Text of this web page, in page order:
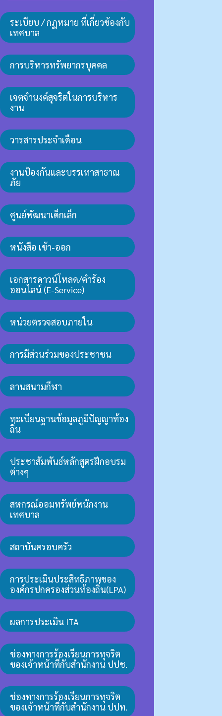
ระเบียบ / กฏหมาย ที่เกี่ยวข้องกับ
เทศบาล
การบริหารทรัพยากรบุคคล
เจตจำนงค์สุจริตในการบริหาร
งาน
วารสารประจำเดือน
งานป้องกันและบรรเทาสาธาณ
ภัย
ศูนย์พัฒนาเด็กเล็ก
หนังสือ เข้า-ออก
เอกสารดาวน์โหลด/คำร้อง
ออนไลน์ (E-Service)
หน่วยตรวจสอบภายใน
การมีส่วนร่วมของประชาชน
ลานสนามกีฬา
ทะเบียนฐานข้อมูลภูมิปัญญาท้อง
ถิ่น
ประชาสัมพันธ์หลักสูตรฝึกอบรม
ต่างๆ
สหกรณ์ออมทรัพย์พนักงาน
เทศบาล
สถาบันครอบครัว
การประเมินประสิทธิภาพของ
องค์กรปกครองส่วนท้องถิ่น(LPA)
ผลการประเมิน ITA
ช่องทางการร้องเรียนการทุจริต
ของเจ้าหน้าที่กับสำนักงาน ปปช.
ช่องทางการร้องเรียนการทุจริต
ของเจ้าหน้าที่กับสำนักงาน ปปท.